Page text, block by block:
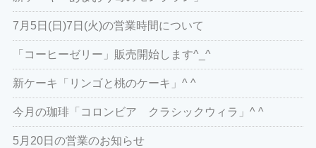
7月5日(日)7日(火)の営業時間について
「コーヒーゼリー」販売開始します^_^
新ケーキ「リンゴと桃のケーキ」^ ^
今月の珈琲「コロンビア クラシックウィラ」^ ^
5月20日の営業のお知らせ